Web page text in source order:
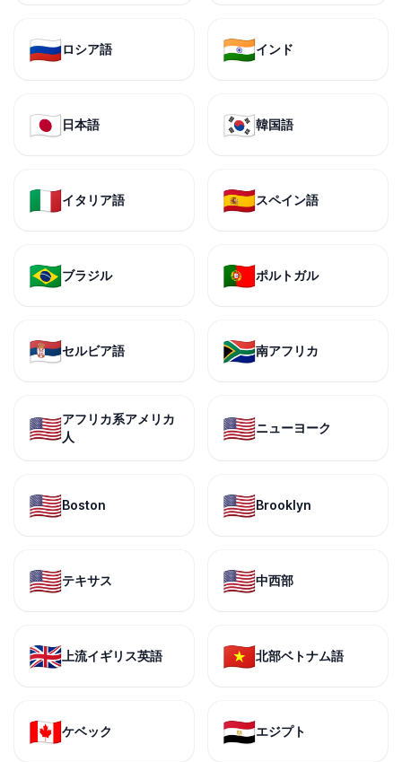
🇷🇺ロシア語 🇮🇳インド
🇯🇵日本語 🇰🇷韓国語
🇮🇹イタリア語 🇪🇸スペイン語
🇧🇷ブラジル 🇵🇹ポルトガル
🇷🇸セルビア語 🇿🇦南アフリカ
🇺🇸アフリカ系アメリカ
人
🇺🇸ニューヨーク
🇺🇸Boston 🇺🇸Brooklyn
🇺🇸テキサス 🇺🇸中西部
🇬🇧 上流イギリス英語 🇻🇳北部ベトナム語
🇨🇦ケベック 🇪🇬エジプト